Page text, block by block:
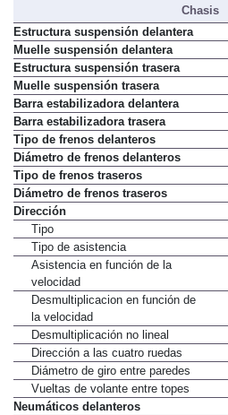
Chasis
Estructura suspensión delantera
Muelle suspensión delantera
Estructura suspensión trasera
Muelle suspensión trasera
Barra estabilizadora delantera
Barra estabilizadora trasera
Tipo de frenos delanteros
Diámetro de frenos delanteros
Tipo de frenos traseros
Diámetro de frenos traseros
Dirección
Tipo
Tipo de asistencia
Asistencia en función de la
velocidad
Desmultiplicacion en función de
la velocidad
Desmultiplicación no lineal
Dirección a las cuatro ruedas
Diámetro de giro entre paredes
Vueltas de volante entre topes
Neumáticos delanteros